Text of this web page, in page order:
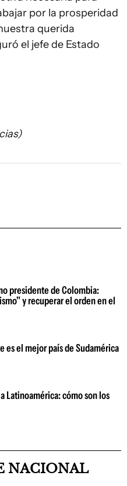
por la prosperidad
querida
el jefe de Estado
presidente de Colombia:
y recuperar el orden en el
es el mejor país de Sudamérica
Latinoamérica: cómo son los
NACIONAL